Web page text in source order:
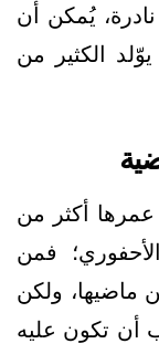
يُمكن أن
الكثير من
عمرها أكثر من
فمن
ماضيها، ولكن
أن تكون عليه